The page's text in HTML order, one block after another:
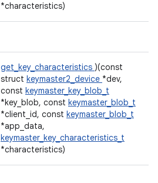
*characteristics)
get_key_characteristics )(const
struct keymaster2_device *dev,
const keymaster_key_blob_t
*key_blob, const keymaster_blob_t
*client_id, const keymaster_blob_t
*app_data,
keymaster_key_characteristics_t
*characteristics)